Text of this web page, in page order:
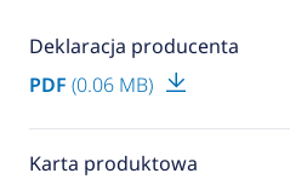
Deklaracja producenta
PDF (0.06 MB)
Karta produktowa